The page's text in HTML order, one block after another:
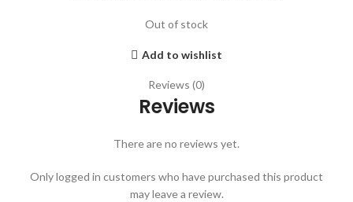
Out of stock
Add to wishlist
Reviews (0)
Reviews
There are no reviews yet.
Only logged in customers who have purchased this product
may leave a review.